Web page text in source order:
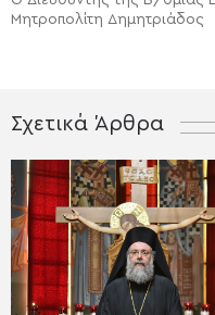
Μητροπολίτη Δημητριάδος
Σχετικά Άρθρα